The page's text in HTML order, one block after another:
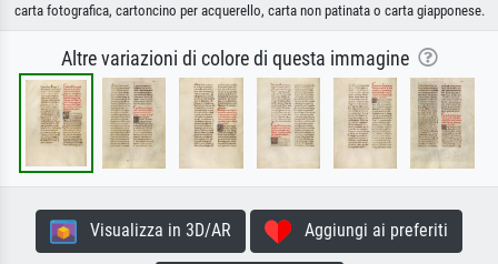
carta fotografica, cartoncino per acquerello, carta non patinata o carta giapponese.
Altre variazioni di colore di questa immagine
Visualizza in 3D/AR Aggiungi ai preferiti